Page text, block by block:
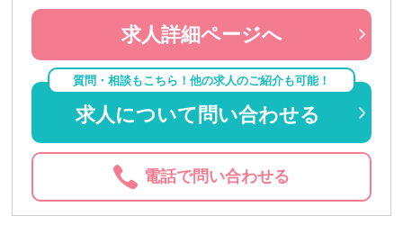
求人詳細ページへ
質問・相談もこちら！他の求人のご紹介も可能！
求人について問い合わせる
電話で問い合わせる